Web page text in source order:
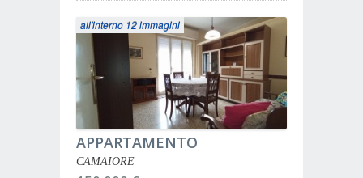
all'interno 12 immagini
APPARTAMENTO
CAMAIORE